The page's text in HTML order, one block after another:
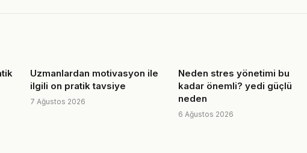
Uzmanlardan motivasyon ile
ilgili on pratik tavsiye
7 Ağustos 2026
Neden stres yönetimi bu
kadar önemli? yedi güçlü
neden
6 Ağustos 2026